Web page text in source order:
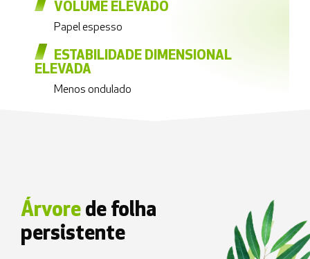
VOLUME ELEVADO
Papel espesso
ESTABILIDADE DIMENSIONAL
ELEVADA
Menos ondulado
Árvore de folha
persistente